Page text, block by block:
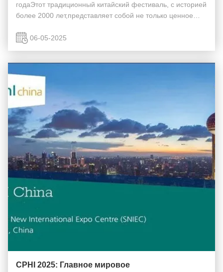
годаЭтот традиционный китайский фестиваль, с историей
более 2000 лет,представляет собой не только ценное
собраться вместе и отпраздновать единство, усто...
06-05-2025
CPHI 2025: Главное мировое